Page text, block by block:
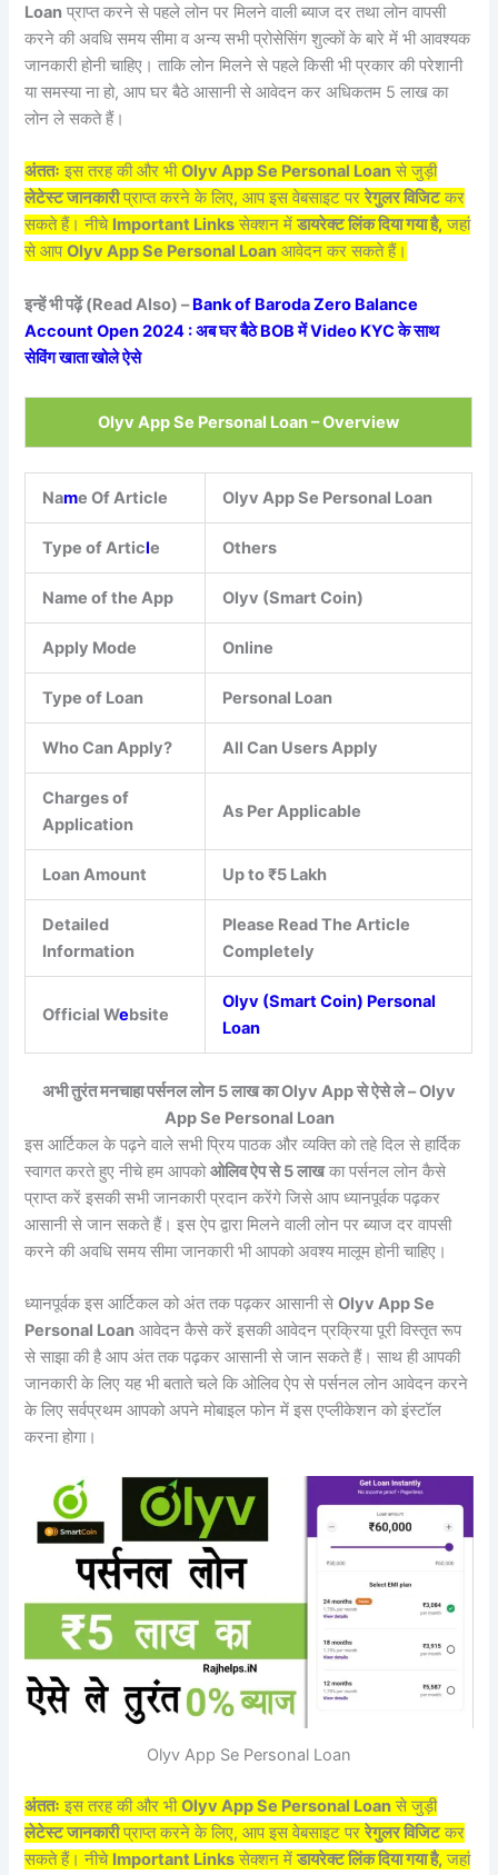
Loan प्राप्त करने से पहले लोन पर मिलने वाली ब्याज दर तथा लोन वापसी
करने की अवधि समय सीमा व अन्य सभी प्रोसेसिंग शुल्कों के बारे में भी आवश्यक
जानकारी होनी चाहिए। ताकि लोन मिलने से पहले किसी भी प्रकार की परेशानी
या समस्या ना हो, आप घर बैठे आसानी से आवेदन कर अधिकतम 5 लाख का
लोन ले सकते हैं।
अंततः इस तरह की और भीOlyv App Se Personal Loan से जुड़ी
लेटेस्ट जानकारीप्राप्त करने के लिए, आप इस वेबसाइट पररेगुलर विजिटकर
सकते हैं। नीचे Important Links सेक्शन मेंडायरेक्ट लिंक दिया गया है, जहां
से आपOlyv App Se Personal Loan आवेदन कर सकते हैं।
इन्हें भी पढ़ें (Read Also) –Bank of Baroda Zero Balance
Account Open 2024 : अब घर बैठे BOB में Video KYC के साथ
सेविंग खाता खोले ऐसे
Olyv App Se Personal Loan – Overview
Name Of Article Olyv App Se Personal Loan
Type of Article Others
Name of the App Olyv (Smart Coin)
Apply Mode Online
Type of Loan Personal Loan
Who Can Apply? All Can Users Apply
Charges of
Application
As Per Applicable
Loan Amount Up to ₹5 Lakh
Detailed
Information
Please Read The Article
Completely
Official Website
Olyv (Smart Coin) Personal
Loan
अभी तुरंत मनचाहा पर्सनल लोन 5 लाख का Olyv App से ऐसे ले – Olyv
App Se Personal Loan
इस आर्टिकल के पढ़ने वाले सभी प्रिय पाठक और व्यक्ति को तहे दिल से हार्दिक
स्वागत करते हुए नीचे हम आपकोओलिव ऐप से 5 लाखका पर्सनल लोन कैसे
प्राप्त करें इसकी सभी जानकारी प्रदान करेंगे जिसे आप ध्यानपूर्वक पढ़कर
आसानी से जान सकते हैं। इस ऐप द्वारा मिलने वाली लोन पर ब्याज दर वापसी
करने की अवधि समय सीमा जानकारी भी आपको अवश्य मालूम होनी चाहिए।
ध्यानपूर्वक इस आर्टिकल को अंत तक पढ़कर आसानी सेOlyv App Se
Personal Loan आवेदन कैसे करें इसकी आवेदन प्रक्रिया पूरी विस्तृत रूप
से साझा की है आप अंत तक पढ़कर आसानी से जान सकते हैं। साथ ही आपकी
जानकारी के लिए यह भी बताते चले कि ओलिव ऐप से पर्सनल लोन आवेदन करने
के लिए सर्वप्रथम आपको अपने मोबाइल फोन में इस एप्लीकेशन को इंस्टॉल
करना होगा।
Olyv App Se Personal Loan
अंततः इस तरह की और भीOlyv App Se Personal Loan से जुड़ी
लेटेस्ट जानकारीप्राप्त करने के लिए, आप इस वेबसाइट पररेगुलर विजिटकर
सकते हैं। नीचे Important Links सेक्शन मेंडायरेक्ट लिंक दिया गया है, जहां